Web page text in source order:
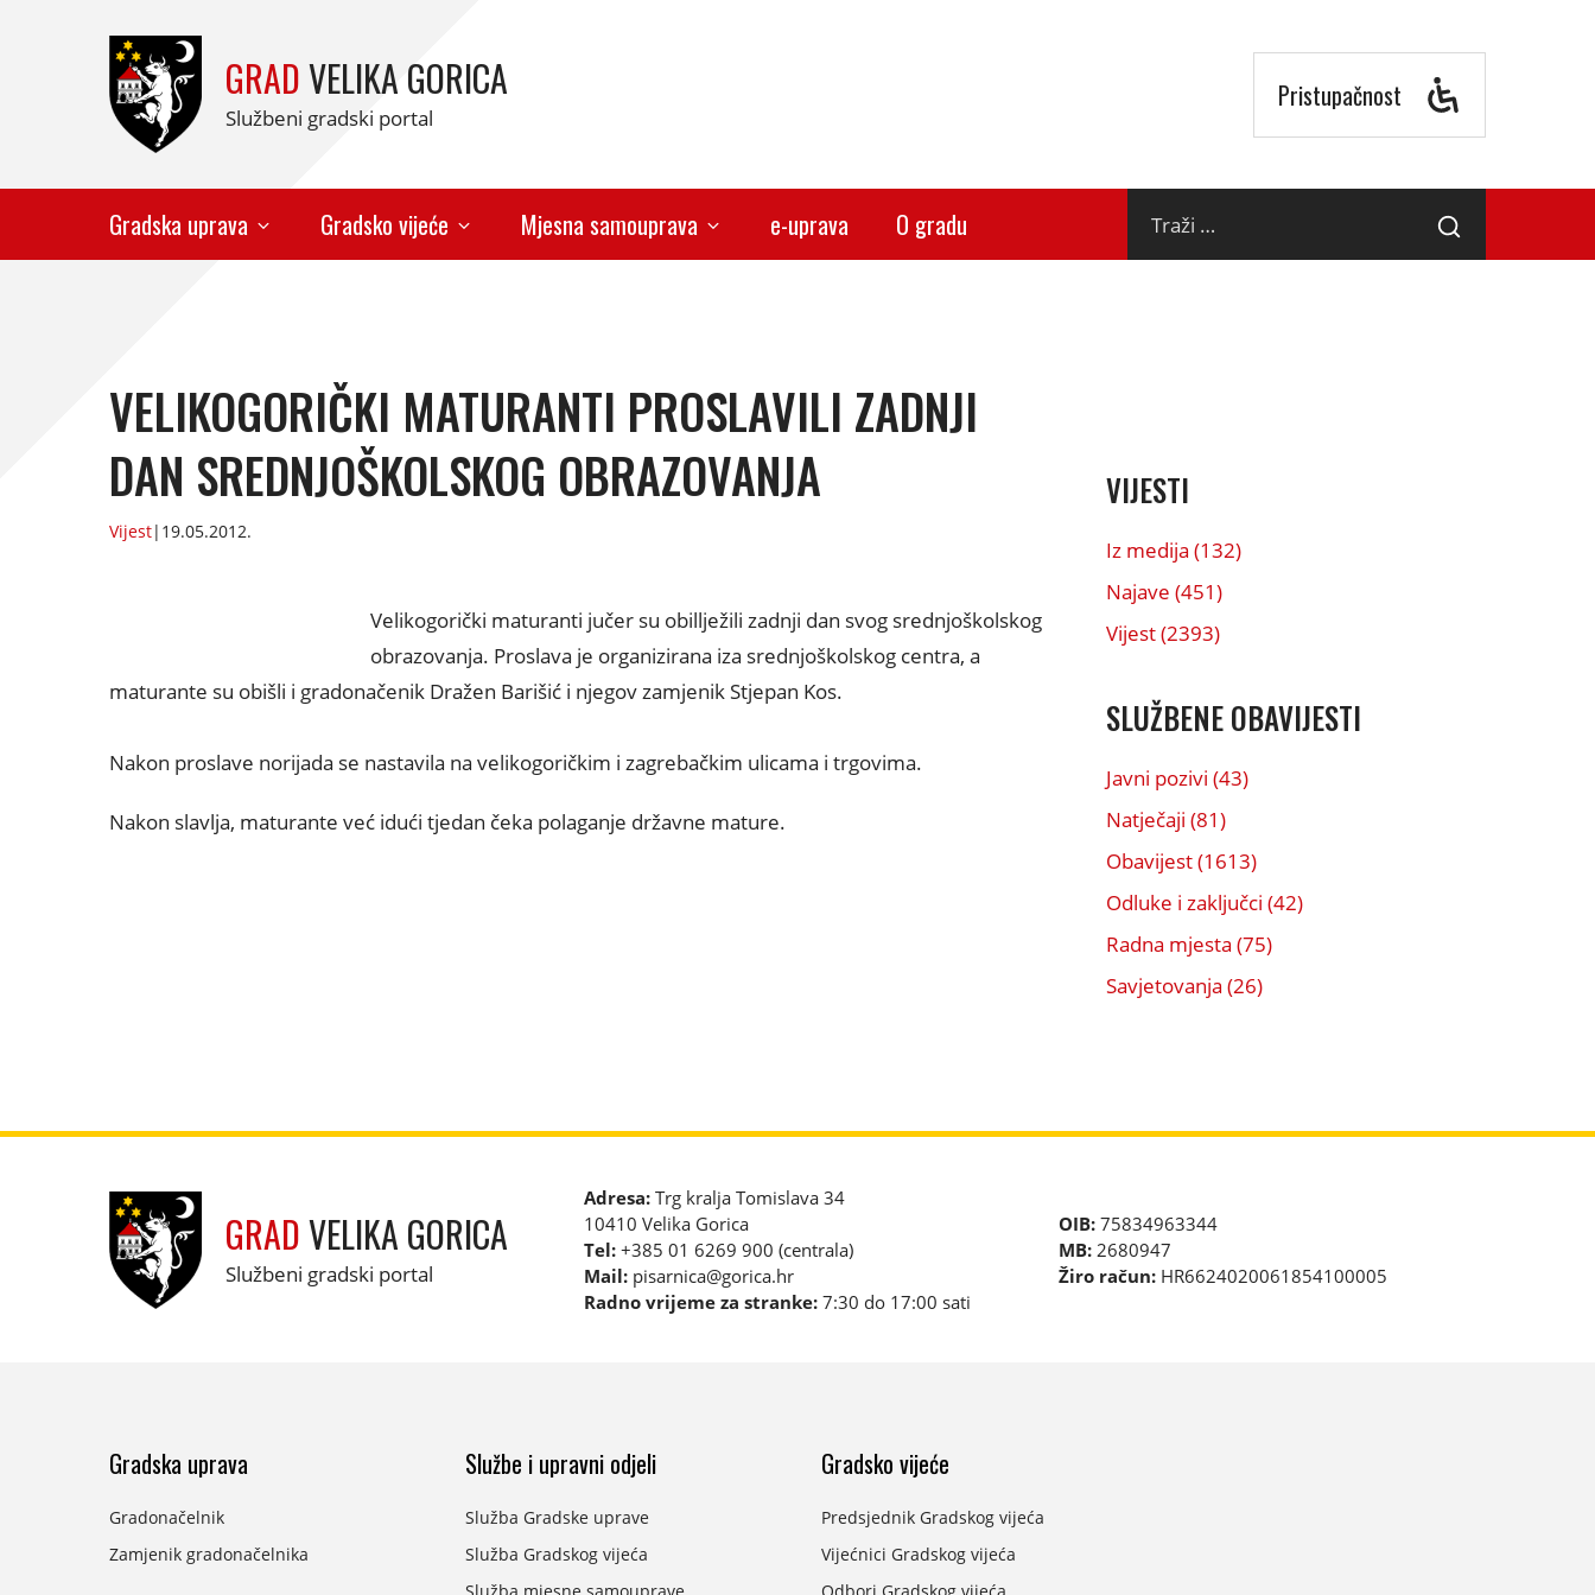
GRADVELIKA GORICA
Službeni gradski portal
Pristupačnost
Gradska uprava Gradsko vijeće Mjesna samouprava e-uprava O gradu Traži
VELIKOGORIČKI MATURANTI PROSLAVILI ZADNJI
DAN SREDNJOŠKOLSKOG OBRAZOVANJA
Vijest| 19.05.2012.
Velikogorički maturanti jučer su obillježili zadnji dan svog srednjoškolskog
obrazovanja. Proslava je organizirana iza srednjoškolskog centra, a
maturante su obišli i gradonačenik Dražen Barišić i njegov zamjenik Stjepan Kos.
Nakon proslave norijada se nastavila na velikogoričkim i zagrebačkim ulicama i trgovima.
Nakon slavlja, maturante već idući tjedan čeka polaganje državne mature.
VIJESTI
Iz medija (132)
Najave (451)
Vijest (2393)
SLUŽBENE OBAVIJESTI
Javni pozivi (43)
Natječaji (81)
Obavijest (1613)
Odluke i zaključci (42)
Radna mjesta (75)
Savjetovanja (26)
GRADVELIKA GORICA
Službeni gradski portal
Adresa: Trg kralja Tomislava 34
10410 Velika Gorica
Tel: +385 01 6269 900 (centrala)
Mail: pisarnica@gorica.hr
Radno vrijeme za stranke: 7:30 do 17:00 sati
OIB: 75834963344
MB: 2680947
Žiro račun: HR6624020061854100005
Gradska uprava
Gradonačelnik
Zamjenik gradonačelnika
Službe i upravni odjeli
Služba Gradske uprave
Služba Gradskog vijeća
Gradsko vijeće
Predsjednik Gradskog vijeća
Vijećnici Gradskog vijeća